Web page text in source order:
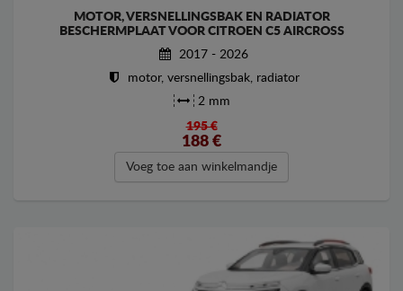
MOTOR, VERSNELLINGSBAK EN RADIATOR
BESCHERMPLAAT VOOR CITROEN C5 AIRCROSS
2017 - 2026
motor, versnellingsbak, radiator
2 mm
195 €
188 €
Voeg toe aan winkelmandje